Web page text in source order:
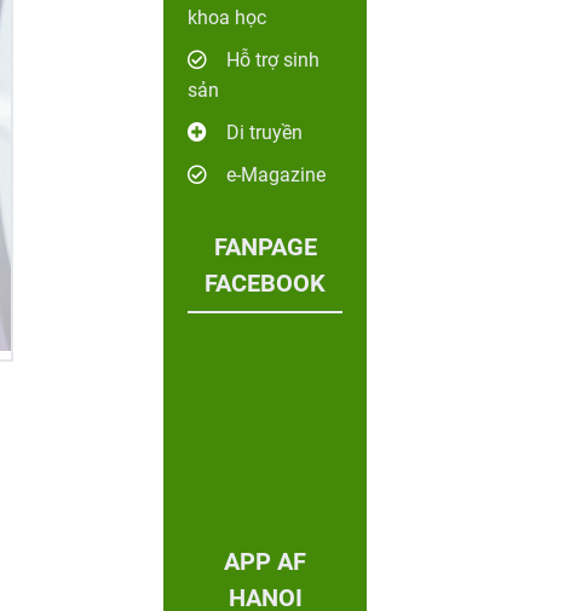
khoa học
Hỗ trợ sinh
sản
Di truyền
e-Magazine
FANPAGE
FACEBOOK
APP AF
HANOI